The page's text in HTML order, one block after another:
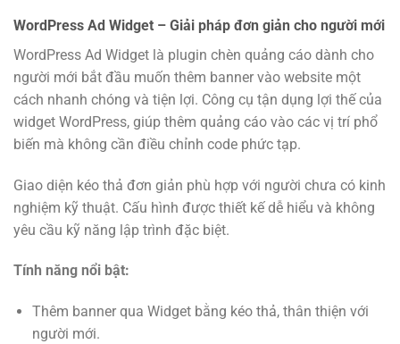
WordPress Ad Widget – Giải pháp đơn giản cho người mới
WordPress Ad Widget là plugin chèn quảng cáo dành cho
người mới bắt đầu muốn thêm banner vào website một
cách nhanh chóng và tiện lợi. Công cụ tận dụng lợi thế của
widget WordPress, giúp thêm quảng cáo vào các vị trí phổ
biến mà không cần điều chỉnh code phức tạp.
Giao diện kéo thả đơn giản phù hợp với người chưa có kinh
nghiệm kỹ thuật. Cấu hình được thiết kế dễ hiểu và không
yêu cầu kỹ năng lập trình đặc biệt.
Tính năng nổi bật:
Thêm banner qua Widget bằng kéo thả, thân thiện với
người mới.